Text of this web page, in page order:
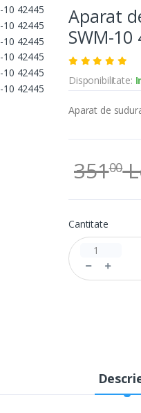
Aparat
SWM-10
Disponibilitate:
Aparat de
35100
Cantitate